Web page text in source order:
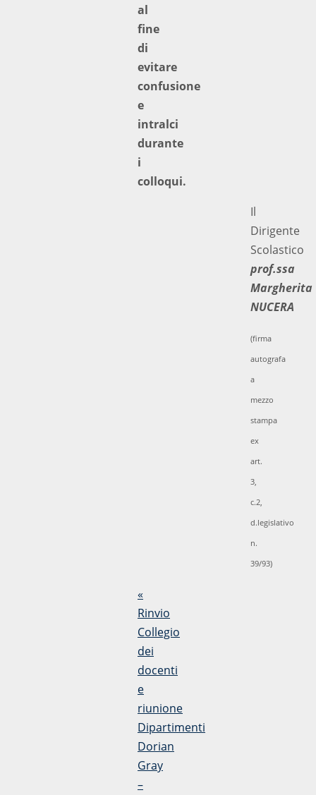
al
fine
di
evitare
confusione
e
intralci
durante
i
colloqui.
Il
Dirigente
Scolastico
prof.ssa
Margherita
NUCERA
(firma
autografa
a
mezzo
stampa
ex
art.
3,
c.2,
d.legislativo
n.
39/93)
«
Rinvio
Collegio
dei
docenti
e
riunione
Dipartimenti
Dorian
Gray
–